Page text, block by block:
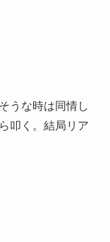
うな時は同情し
叩く。結局リア